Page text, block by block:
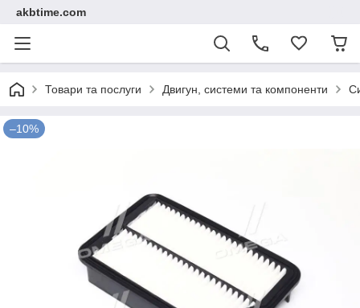
akbtime.com
Товари та послуги Двигун, системи та компоненти
–10%